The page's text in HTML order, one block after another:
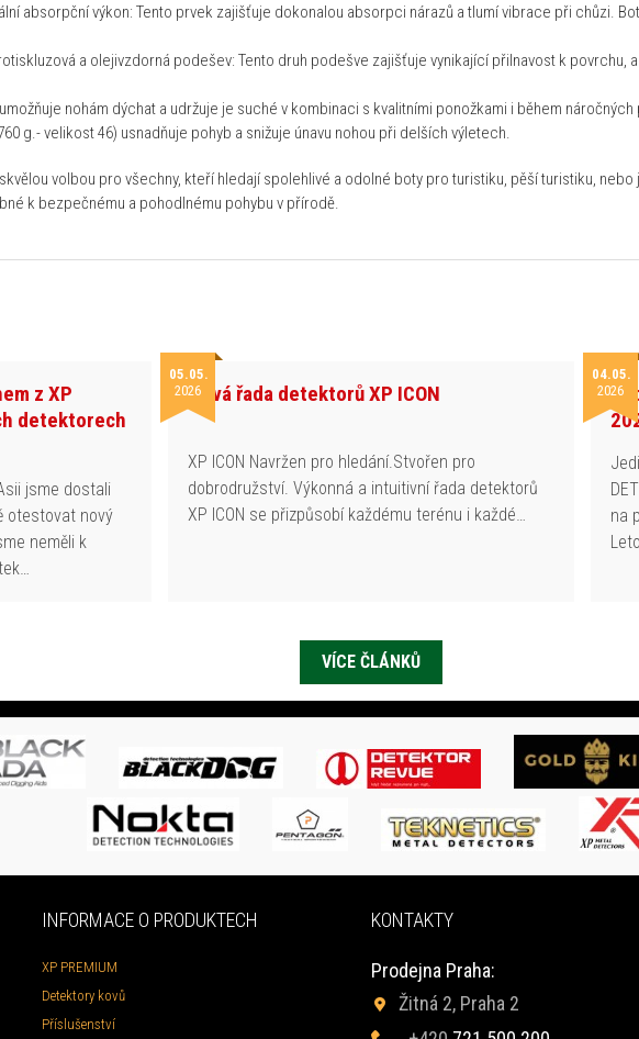
absorpční výkon: Tento prvek zajišťuje dokonalou absorpci nárazů a tlumí vibrace při chůzi.
a olejivzdorná podešev: Tento druh podešve zajišťuje vynikající přilnavost k povrchu,
nohám dýchat a udržuje je suché v kombinaci s kvalitními ponožkami i během náročných
g.- velikost 46) usnadňuje pohyb a snižuje únavu nohou při delších výletech.
skvělou volbou pro všechny, kteří hledají spolehlivé a odolné boty pro turistiku, pěší turistiku,
k bezpečnému a pohodlnému pohybu v přírodě.
z XP
detektorech
jsme dostali
otestovat nový
neměli k
05.05.
2026Nová řada detektorů XP ICON
XP ICON Navržen pro hledání.Stvořen pro
dobrodružství. Výkonná a intuitivní řada detektorů
XP ICON se přizpůsobí každému terénu i každé…
04.05.
2026
na
VÍCE ČLÁNKŮ
KONTAKTY
Prodejna Praha:
Žitná 2, Praha 2
INFORMACE O PRODUKTECH
XP PREMIUM
Detektory kovů
Příslušenství